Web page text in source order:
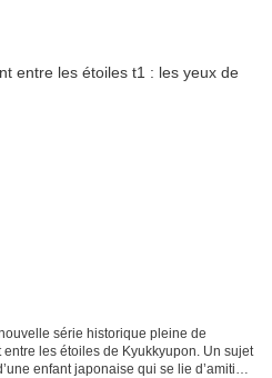
série historique pleine de
entre les étoiles de Kyukkyupon. Un sujet
enfant japonaise qui se lie d’amitié